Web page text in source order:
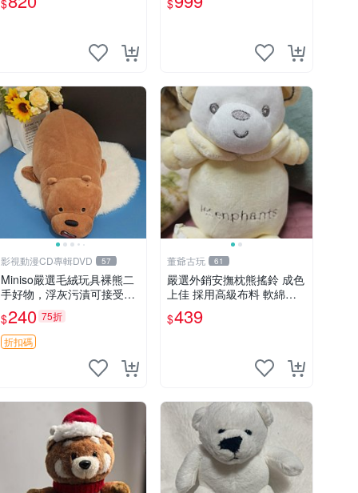
示 哪吒 毛絨公仔 泡泡瑪特
$
$
影視動漫CD專輯DVD 57
Miniso嚴選毛絨玩具裸熊二
手好物，浮灰污漬可接受。
請詳閱照片再下單，售出不
退不換。全新品相收藏推
薦。 裸熊 毛絨玩具 收藏
$240 75折
折扣碼
董爺古玩 61
嚴選外銷安撫枕熊搖鈴 成色
上佳 採用高級布料 軟綿適
合收藏 安心選購 安撫枕 熊
玩具 搖鈴
$439